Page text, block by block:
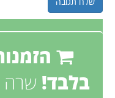
בלבד!